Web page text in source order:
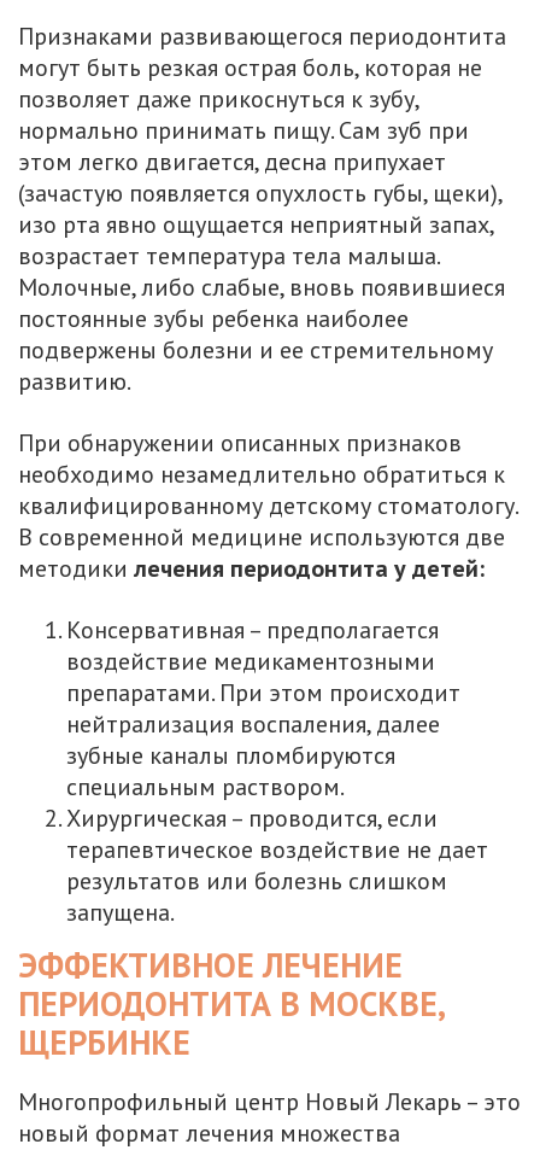
Признаками развивающегося периодонтита
могут быть резкая острая боль, которая не
позволяет даже прикоснуться к зубу,
нормально принимать пищу. Сам зуб при
этом легко двигается, десна припухает
(зачастую появляется опухлость губы, щеки),
изо рта явно ощущается неприятный запах,
возрастает температура тела малыша.
Молочные, либо слабые, вновь появившиеся
постоянные зубы ребенка наиболее
подвержены болезни и ее стремительному
развитию.
При обнаружении описанных признаков
необходимо незамедлительно обратиться к
квалифицированному детскому стоматологу.
В современной медицине используются две
методики лечения периодонтита у детей:
Консервативная – предполагается
воздействие медикаментозными
препаратами. При этом происходит
нейтрализация воспаления, далее
зубные каналы пломбируются
специальным раствором.
Хирургическая – проводится, если
терапевтическое воздействие не дает
результатов или болезнь слишком
запущена.
ЭФФЕКТИВНОЕ ЛЕЧЕНИЕ
ПЕРИОДОНТИТА В МОСКВЕ,
ЩЕРБИНКЕ
Многопрофильный центр Новый Лекарь – это
новый формат лечения множества